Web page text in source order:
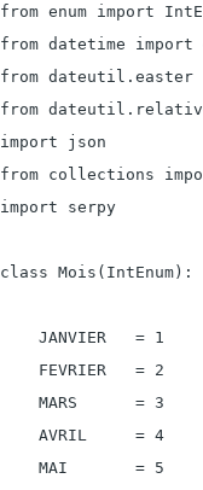
from enum import
from datetime import
from dateutil.easter
from
import json
from collections
import serpy
class Mois(IntEnum):
    JANVIER   = 1
    FEVRIER   = 2
    MARS      = 3
    AVRIL     = 4
    MAI       = 5